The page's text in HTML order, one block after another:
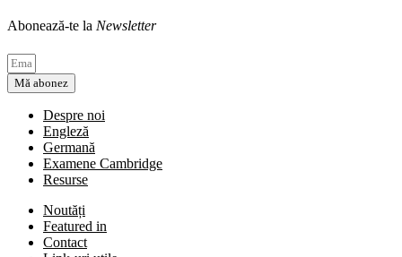
Abonează-te la Newsletter
Mă abonez
Despre noi
Engleză
Germană
Examene Cambridge
Resurse
Noutăți
Featured in
Contact